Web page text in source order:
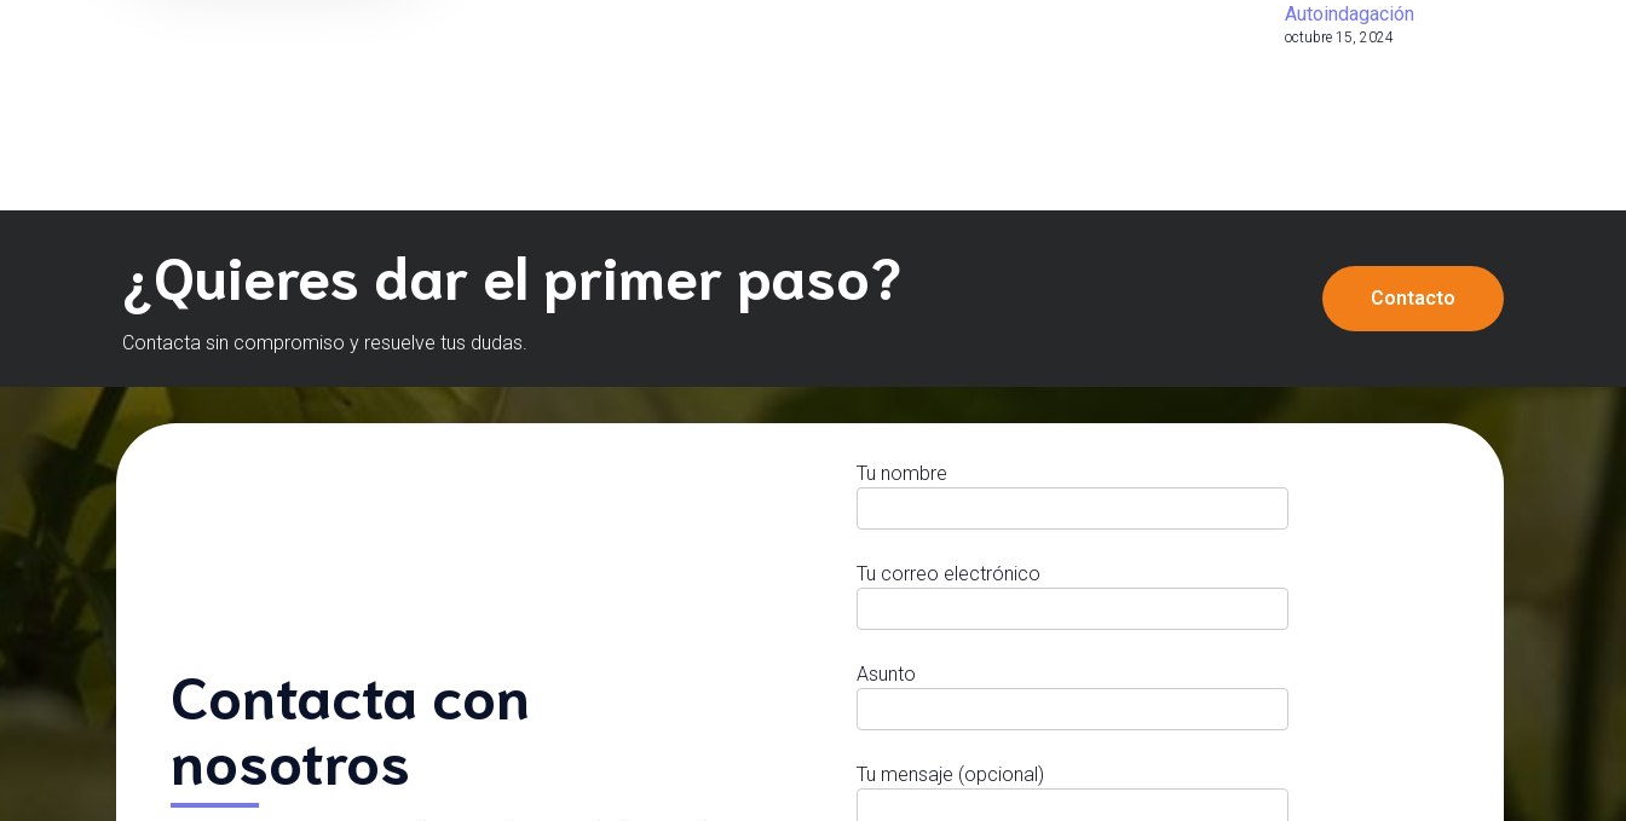
Autoindagación
octubre 15, 2024
¿Quieres dar el primer paso?
Contacta sin compromiso y resuelve tus dudas.
Contacto
Contacta con
nosotros
Tu nombre
Tu correo electrónico
Asunto
Tu mensaje (opcional)